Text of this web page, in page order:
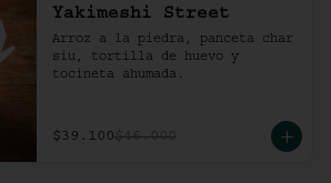
Yakimeshi Street
Arroz a la piedra, panceta char
siu, tortilla de huevo y
tocineta ahumada.
$39.100$46.000